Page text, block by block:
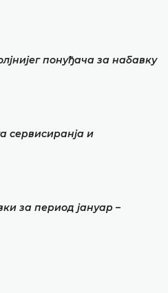
понуђача за набавку
сервисиранја и
за период јануар –